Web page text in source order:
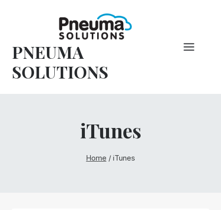
PNEUMA
SOLUTIONS
iTunes
Home / iTunes